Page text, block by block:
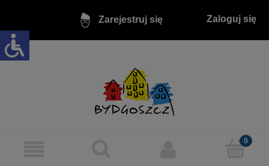
Zarejestruj się Zaloguj się